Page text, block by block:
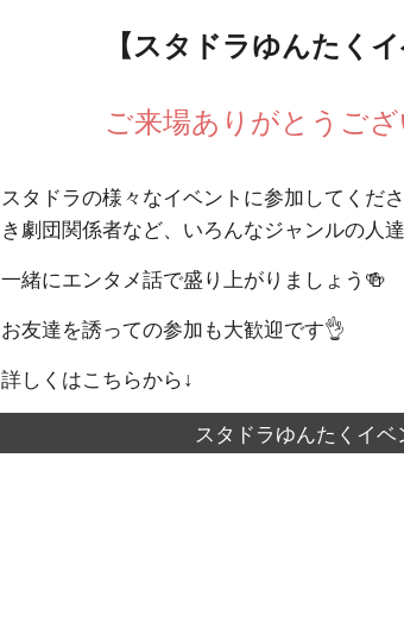
【スタドラゆんたく
ご来場ありがとうござ
スタドラの様々なイベントに参加してくださ
き劇団関係者など、いろんなジャンルの人
一緒にエンタメ話で盛り上がりましょう🍻
お友達を誘っての参加も大歓迎です👌
詳しくはこちらから↓
スタドラゆんたくイベ